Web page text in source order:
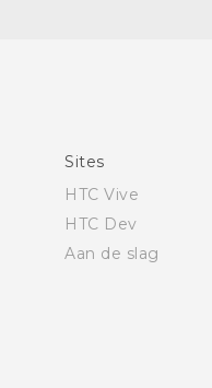
Sites
HTC Vive
HTC Dev
Aan de slag